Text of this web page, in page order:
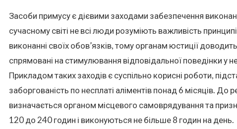
Засоби примусу є дієвими заходами забезпечення
сучасному світі не всі люди розуміють важливість
виконанні своїх обов’язків, тому органам юстиції
спрямовані на стимулювання відповідальної поведінки у
Прикладом таких заходів є суспільно корисні роботи,
заборгованість по несплаті аліментів понад 6 місяців. До
визначається органом місцевого самоврядування та
120 до 240 годин і виконуються не більше 8 годин на день.